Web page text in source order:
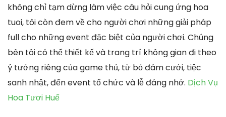
không chỉ tạm dừng làm việc câu hỏi cung ứng hoa
tuoi, tôi còn đem về cho người chơi những giải pháp
full cho những event đặc biệt của người chơi. Chúng
bên tôi có thể thiết kế và trang trí không gian đi theo
ý tưởng riêng của game thủ, từ bỏ đám cưới, tiệc
sanh nhật, đến event tổ chức và lễ đáng nhớ. Dịch Vụ
Hoa Tươi Huế